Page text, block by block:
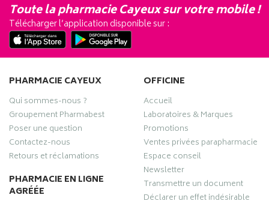
Toute la pharmacie Cayeux sur votre mobile !
Télécharger l’application disponible sur :
PHARMACIE CAYEUX
Qui sommes-nous ?
Groupement Pharmabest
Poser une question
Contactez-nous
Retours et réclamations
PHARMACIE EN LIGNE
AGRÉÉE
OFFICINE
Accueil
Laboratoires & Marques
Promotions
Ventes privées parapharmacie
Espace conseil
Newsletter
Transmettre un document
Déclarer un effet indésirable